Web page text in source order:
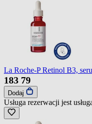
La Roche-P Retinol B3,
183 79
Dodaj
Usługa rezerwacji jest